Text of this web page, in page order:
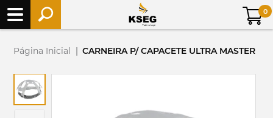
0
Página Inicial | CARNEIRA P/ CAPACETE ULTRA MASTER